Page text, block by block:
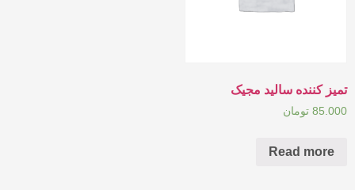
تمیز کننده سالید مجیک
85.000 تومان
Read more